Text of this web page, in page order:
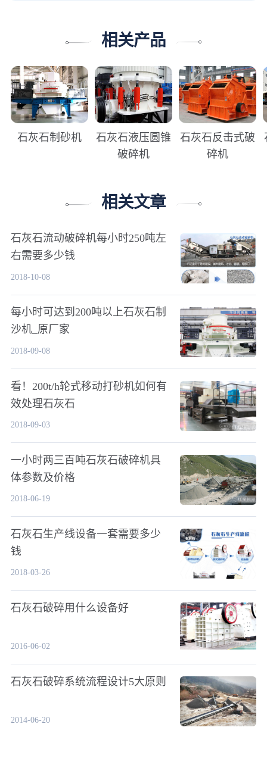
相关产品
石灰石制砂机
石灰石液压圆锥
破碎机
石灰石反击式破
碎机
相关文章
石灰石流动破碎机每小时250吨左
右需要多少钱
2018-10-08
每小时可达到200吨以上石灰石制
沙机_原厂家
2018-09-08
看！200t/h轮式移动打砂机如何有
效处理石灰石
2018-09-03
一小时两三百吨石灰石破碎机具
体参数及价格
2018-06-19
石灰石生产线设备一套需要多少
钱
2018-03-26
石灰石破碎用什么设备好
2016-06-02
石灰石破碎系统流程设计5大原则
2014-06-20